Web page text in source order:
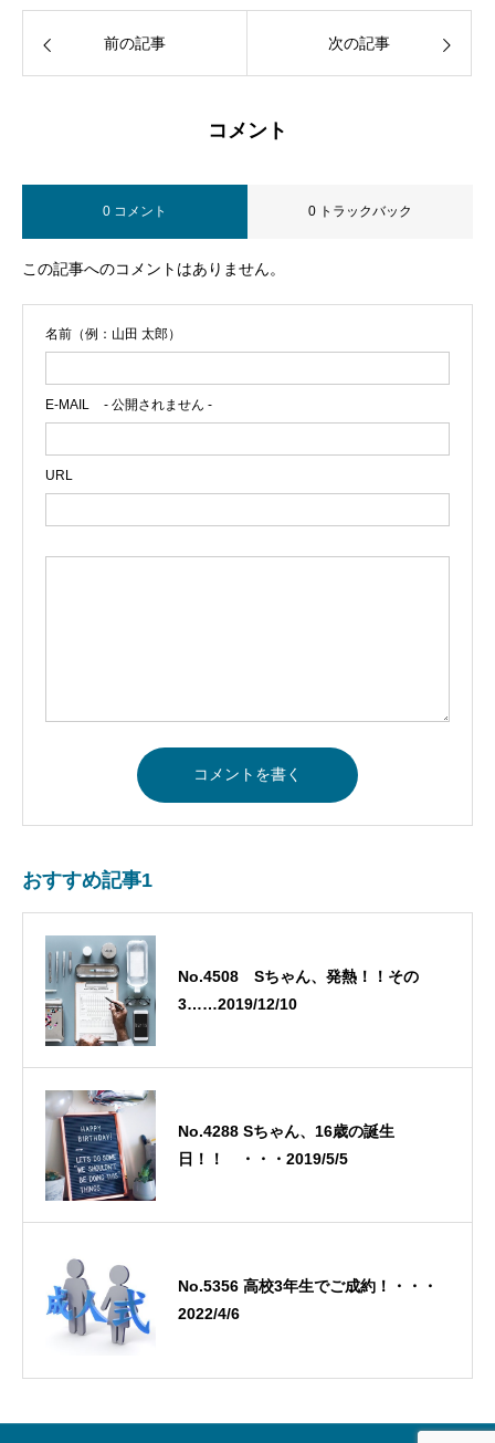
前の記事 次の記事
コメント
0 コメント 0 トラックバック
この記事へのコメントはありません。
名前（例：山田 太郎）
E-MAIL - 公開されません -
URL
おすすめ記事1
No.4508 Sちゃん、発熱！！その
3……2019/12/10
No.4288 Sちゃん、16歳の誕生
日！！ ・・・2019/5/5
No.5356 高校3年生でご成約！・・・
2022/4/6